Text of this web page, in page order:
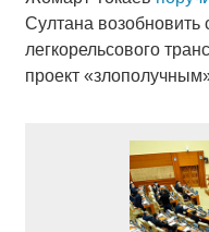
Султана возобновить
легкорельсового
проект